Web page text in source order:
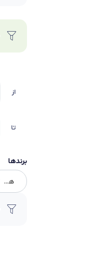
از
تا
برندها
هر برندی